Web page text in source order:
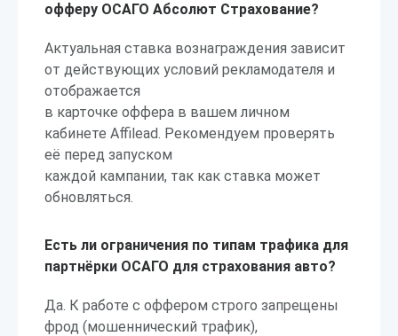
офферу ОСАГО Абсолют Страхование?
Актуальная ставка вознаграждения зависит
от действующих условий рекламодателя и
отображается
в карточке оффера в вашем личном
кабинете Affilead. Рекомендуем проверять
её перед запуском
каждой кампании, так как ставка может
обновляться.
Есть ли ограничения по типам трафика для
партнёрки ОСАГО для страхования авто?
Да. К работе с оффером строго запрещены
фрод (мошеннический трафик),